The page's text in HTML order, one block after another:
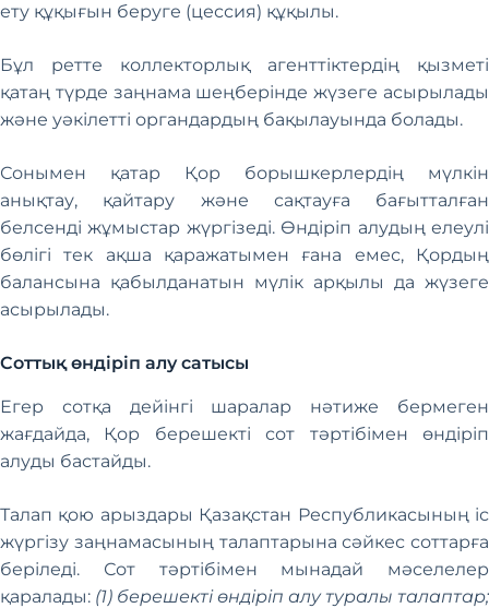
ету құқығын беруге (цессия) құқылы.
Бұл ретте коллекторлық агенттіктердің қызметі
қатаң түрде заңнама шеңберінде жүзеге асырылады
және уәкілетті органдардың бақылауында болады.
Сонымен қатар Қор борышкерлердің мүлкін
анықтау, қайтару және сақтауға бағытталған
белсенді жұмыстар жүргізеді. Өндіріп алудың елеулі
бөлігі тек ақша қаражатымен ғана емес, Қордың
балансына қабылданатын мүлік арқылы да жүзеге
асырылады.
Соттық өндіріп алу сатысы
Егер сотқа дейінгі шаралар нәтиже бермеген
жағдайда, Қор берешекті сот тәртібімен өндіріп
алуды бастайды.
Талап қою арыздары Қазақстан Республикасының іс
жүргізу заңнамасының талаптарына сәйкес соттарға
беріледі. Сот тәртібімен мынадай мәселелер
қаралады: (1) берешекті өндіріп алу туралы талаптар;